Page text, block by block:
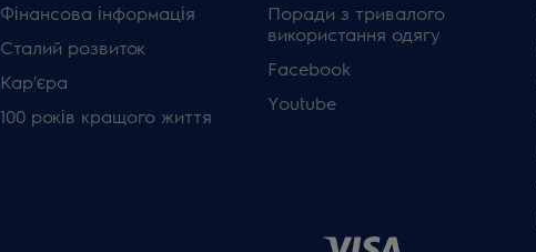
Фінансова інформація
Сталий розвиток
Кар'єра
100 років кращого життя
Поради з тривалого
використання одягу
Facebook
Youtube